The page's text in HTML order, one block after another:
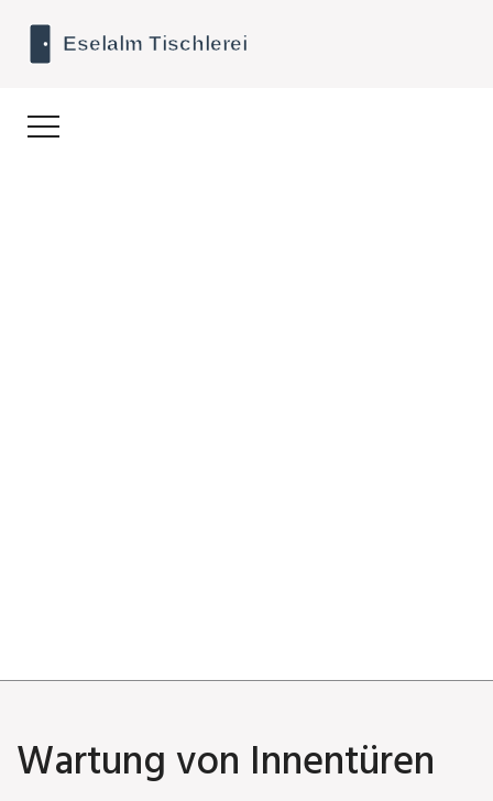
Wartung von Innentüren